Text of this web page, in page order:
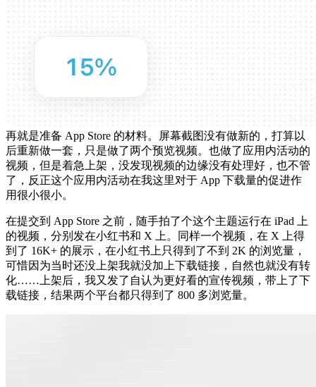
再就是准备 App Store 的材料。屏幕截图没有做新的，打算以
后重新做一套，只是做了两个预览视频。也做了应用内活动的
视频，但是着急上架，没发现视频的边缘没有处理好，也不管
了，反正这个应用内活动在我这里对于 App 下载量的促进作
用很小很小。
在提交到 App Store 之前，随手拍了个这个主题运行在 iPad 上
的视频，分别发在小红书和 X 上。同样一个视频，在 X 上得
到了 16K+ 的展示，在小红书上只得到了不到 2K 的浏览量，
可惜因为当时还没上架我就没加上下载链接，自然也就没有转
化……上架后，我又发了自认为更好看的宣传视频，带上了下
载链接，结果两个平台都只得到了 800 多浏览量。